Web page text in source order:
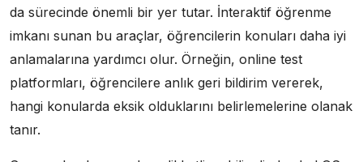
da sürecinde önemli bir yer tutar. İnteraktif öğrenme
imkanı sunan bu araçlar, öğrencilerin konuları daha iyi
anlamalarına yardımcı olur. Örneğin, online test
platformları, öğrencilere anlık geri bildirim vererek,
hangi konularda eksik olduklarını belirlemelerine olanak
tanır.